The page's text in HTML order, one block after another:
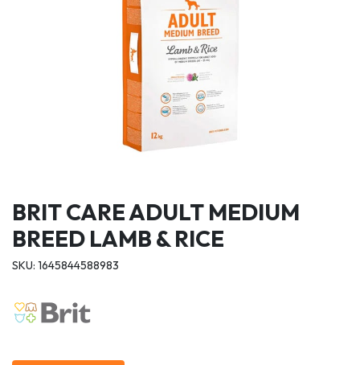
BRIT CARE ADULT MEDIUM
BREED LAMB & RICE
SKU: 1645844588983